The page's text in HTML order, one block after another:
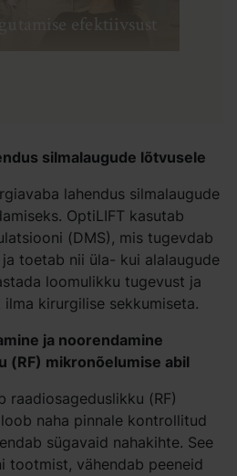
efektiivsust
silmalaugude lõtvusele
lahendus silmalaugude
OptiLIFT kasutab
(DMS), mis tugevdab
toetab nii üla- kui alalaugude
loomulikku tugevust ja
kirurgilise sekkumiseta.
ja noorendamine
(RF) mikronõelumise abil
raadiosageduslikku (RF)
naha pinnale kontrollitud
sügavaid nahakihte. See
tootmist, vähendab peeneid